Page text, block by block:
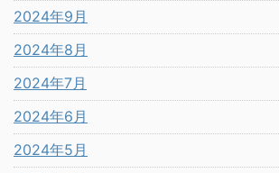
2024年9月
2024年8月
2024年7月
2024年6月
2024年5月